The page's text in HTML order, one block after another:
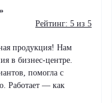
Рейтинг: 5 из 5
продукция! Нам
в бизнес-центре.
помогла с
Работает — как